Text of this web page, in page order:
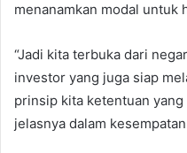
menanamkan modal untuk
“Jadi kita terbuka dari
investor yang juga siap
prinsip kita ketentuan
jelasnya dalam